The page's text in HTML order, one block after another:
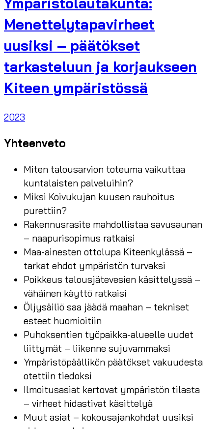
Menettelytapavirheet
uusiksi – päätökset
tarkasteluun ja korjaukseen
Kiteen ympäristössä
2023
Yhteenveto
Miten talousarvion toteuma vaikuttaa
kuntalaisten palveluihin?
Miksi Koivukujan kuusen rauhoitus
purettiin?
Rakennusrasite mahdollistaa savusaunan
– naapurisopimus ratkaisi
Maa-ainesten ottolupa Kiteenkylässä –
tarkat ehdot ympäristön turvaksi
Poikkeus talousjätevesien käsittelyssä –
vähäinen käyttö ratkaisi
Öljysäiliö saa jäädä maahan – tekniset
esteet huomioitiin
Puhoksentien työpaikka-alueelle uudet
liittymät – liikenne sujuvammaksi
Ympäristöpäällikön päätökset vakuudesta
otettiin tiedoksi
Ilmoitusasiat kertovat ympäristön tilasta
– virheet hidastivat käsittelyä
Muut asiat – kokousajankohdat uusiksi